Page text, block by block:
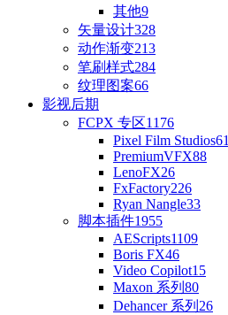
其他9
矢量设计328
动作渐变213
笔刷样式284
纹理图案66
影视后期
FCPX 专区1176
Pixel Film Studios61
PremiumVFX88
LenoFX26
FxFactory226
Ryan Nangle33
脚本插件1955
AEScripts1109
Boris FX46
Video Copilot15
Maxon 系列 80
Dehancer 系列 26